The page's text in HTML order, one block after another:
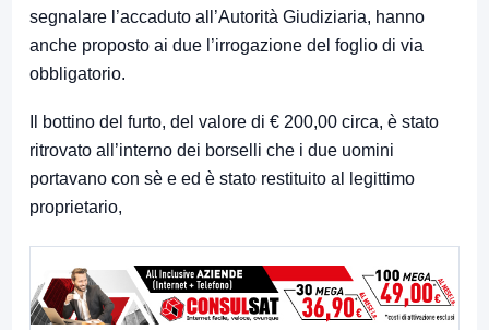
segnalare l’accaduto all’Autorità Giudiziaria, hanno
anche proposto ai due l’irrogazione del foglio di via
obbligatorio.
Il bottino del furto, del valore di € 200,00 circa, è stato
ritrovato all’interno dei borselli che i due uomini
portavano con sè e ed è stato restituito al legittimo
proprietario,